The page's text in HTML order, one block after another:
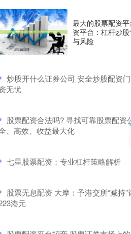
最大的股票配资
资平台：杠杆炒
与风险
炒股开什么证券公司 安全炒股配资
无忧
股票配资合法吗? 寻找可靠股票配资
、高效、收益最大化
​七星股票配资：专业杠杆策略解析
股票无息配资 大摩：予港交所“减持
港元